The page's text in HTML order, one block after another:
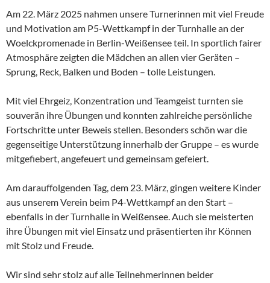
Am 22. März 2025 nahmen unsere Turnerinnen mit viel Freude
und Motivation am P5-Wettkampf in der Turnhalle an der
Woelckpromenade in Berlin-Weißensee teil. In sportlich fairer
Atmosphäre zeigten die Mädchen an allen vier Geräten –
Sprung, Reck, Balken und Boden – tolle Leistungen.
Mit viel Ehrgeiz, Konzentration und Teamgeist turnten sie
souverän ihre Übungen und konnten zahlreiche persönliche
Fortschritte unter Beweis stellen. Besonders schön war die
gegenseitige Unterstützung innerhalb der Gruppe – es wurde
mitgefiebert, angefeuert und gemeinsam gefeiert.
Am darauffolgenden Tag, dem 23. März, gingen weitere Kinder
aus unserem Verein beim P4-Wettkampf an den Start –
ebenfalls in der Turnhalle in Weißensee. Auch sie meisterten
ihre Übungen mit viel Einsatz und präsentierten ihr Können
mit Stolz und Freude.
Wir sind sehr stolz auf alle Teilnehmerinnen beider